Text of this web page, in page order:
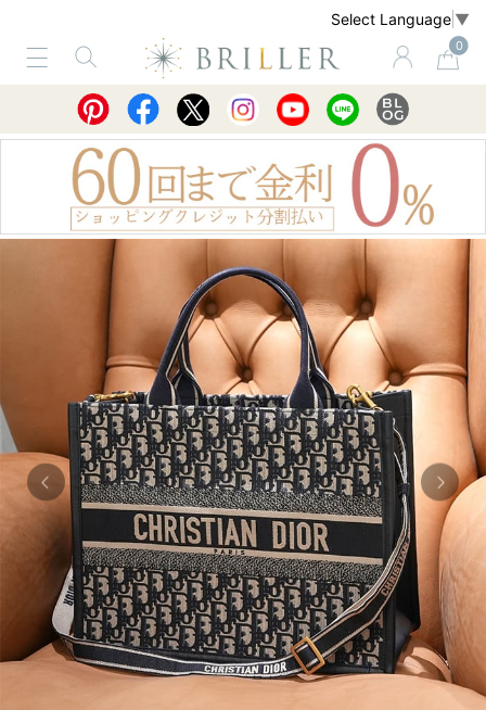
Select Language ▼
0
サービス ショッピングガイド 買取